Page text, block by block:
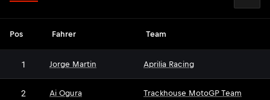
Pos Fahrer Team
1 Jorge Martin Aprilia Racing
2 Ai Ogura Trackhouse MotoGP Team